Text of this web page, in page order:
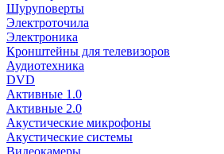
Шуруповерты
Электроточила
Электроника
Кронштейны для телевизоров
Аудиотехника
DVD
Активные 1.0
Активные 2.0
Акустические микрофоны
Акустические системы
Видеокамеры